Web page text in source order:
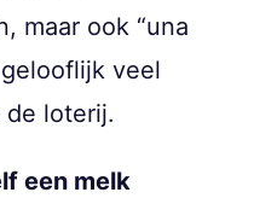
maar ook “una
veel
de loterij.
een melk